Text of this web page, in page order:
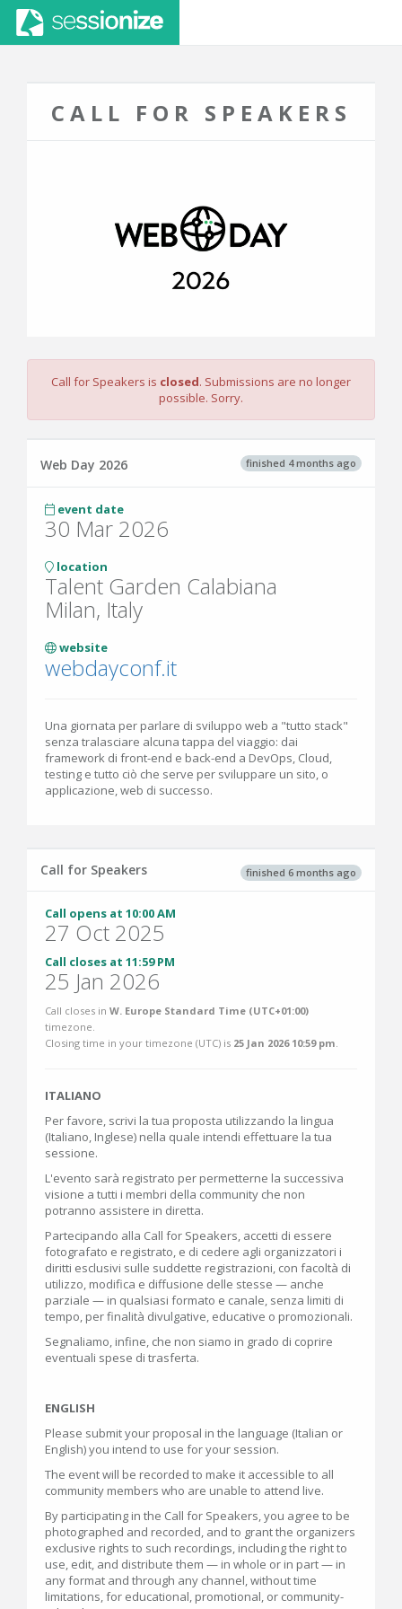
CALL FOR SPEAKERS
Call for Speakers is closed. Submissions are no longer
possible. Sorry.
finished 4 months ago
Web Day 2026
event date
30 Mar 2026
location
Talent Garden Calabiana
Milan, Italy
website
webdayconf.it
Una giornata per parlare di sviluppo web a "tutto stack"
senza tralasciare alcuna tappa del viaggio: dai
framework di front-end e back-end a DevOps, Cloud,
testing e tutto ciò che serve per sviluppare un sito, o
applicazione, web di successo.
finished 6 months ago
Call for Speakers
Call opens at 10:00 AM
27 Oct 2025
Call closes at 11:59 PM
25 Jan 2026
Call closes in W. Europe Standard Time (UTC+01:00)
timezone.
Closing time in your timezone (UTC) is 25 Jan 2026 10:59 pm.
ITALIANO
Per favore, scrivi la tua proposta utilizzando la lingua
(Italiano, Inglese) nella quale intendi effettuare la tua
sessione.
L'evento sarà registrato per permetterne la successiva
visione a tutti i membri della community che non
potranno assistere in diretta.
Partecipando alla Call for Speakers, accetti di essere
fotografato e registrato, e di cedere agli organizzatori i
diritti esclusivi sulle suddette registrazioni, con facoltà di
utilizzo, modifica e diffusione delle stesse — anche
parziale — in qualsiasi formato e canale, senza limiti di
tempo, per finalità divulgative, educative o promozionali.
Segnaliamo, infine, che non siamo in grado di coprire
eventuali spese di trasferta.
ENGLISH
Please submit your proposal in the language (Italian or
English) you intend to use for your session.
The event will be recorded to make it accessible to all
community members who are unable to attend live.
By participating in the Call for Speakers, you agree to be
photographed and recorded, and to grant the organizers
exclusive rights to such recordings, including the right to
use, edit, and distribute them — in whole or in part — in
any format and through any channel, without time
limitations, for educational, promotional, or community-